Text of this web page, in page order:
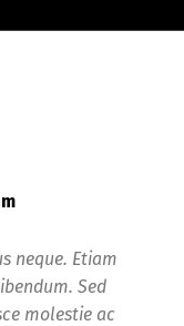
neque. Etiam
Sed
molestie ac